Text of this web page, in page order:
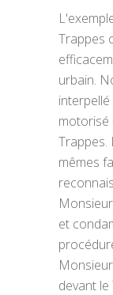
Trappes
urbain.
motorisé
Trappes.
mêmes
et
devant